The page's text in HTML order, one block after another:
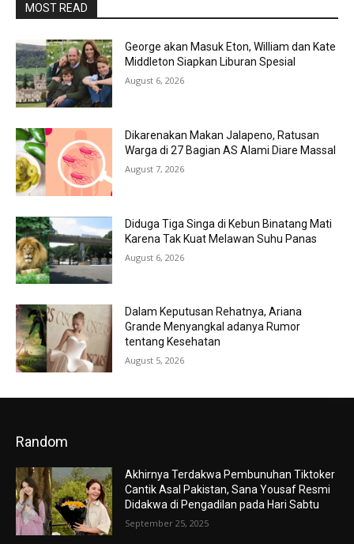
MOST READ
George akan Masuk Eton, William dan Kate
Middleton Siapkan Liburan Spesial
August 6, 2026
Dikarenakan Makan Jalapeno, Ratusan
Warga di 27 Bagian AS Alami Diare Massal
August 7, 2026
Diduga Tiga Singa di Kebun Binatang Mati
Karena Tak Kuat Melawan Suhu Panas
August 6, 2026
Dalam Keputusan Rehatnya, Ariana
Grande Menyangkal adanya Rumor
tentang Kesehatan
August 5, 2026
Random
Akhirnya Terdakwa Pembunuhan Tiktoker
Cantik Asal Pakistan, Sana Yousaf Resmi
Didakwa di Pengadilan pada Hari Sabtu
September 25, 2025